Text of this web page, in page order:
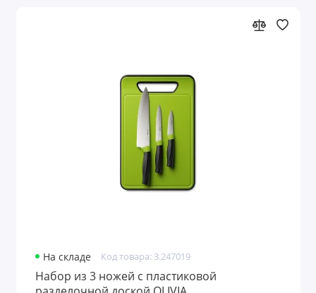
На складе Код товара: 3.247019
Набор из 3 ножей с пластиковой